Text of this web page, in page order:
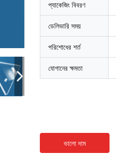
প্যাকেজিং বিবরণ
ডেলিভারি সময়
পরিশোধের শর্ত
যোগানের ক্ষমতা
ভালো দাম